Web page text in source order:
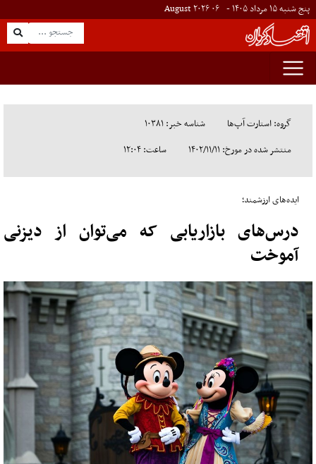
پنج شنبه ۱۵ مرداد ۱۴۰۵ - ۰۶۲۰۲۶
گروه: استارت آپ‌ها
شناسه خبر: ۱۰۳۸۱
منتشر شده در مورخ: ۱۴۰۲/۱۱/۱۱
ساعت: ۱۲:۰۴
ایده­‌های ارزشمند؛
درس‌های بازاریابی که می‌توان از دیزنی
آموخت